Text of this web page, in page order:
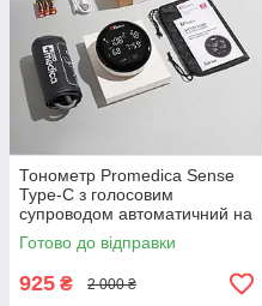
Тонометр Promedica Sense
Type-C з голосовим
супроводом автоматичний на
плече гарантія 10 років
Готово до відправки
925 ₴ 2 000 ₴